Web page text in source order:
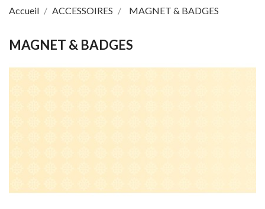
Accueil ACCESSOIRES MAGNET & BADGES
MAGNET & BADGES